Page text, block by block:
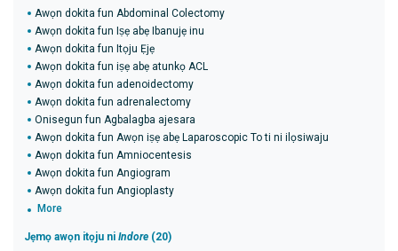
Awọn dokita fun Abdominal Colectomy
Awọn dokita fun Iṣẹ abẹ Ibanujẹ inu
Awọn dokita fun Itọju Ẹjẹ
Awọn dokita fun iṣẹ abẹ atunkọ ACL
Awọn dokita fun adenoidectomy
Awọn dokita fun adrenalectomy
Onisegun fun Agbalagba ajesara
Awọn dokita fun Awọn iṣẹ abẹ Laparoscopic To ti ni ilọsiwaju
Awọn dokita fun Amniocentesis
Awọn dokita fun Angiogram
Awọn dokita fun Angioplasty
More
Jẹmọ awọn itọju ni Indore (20)